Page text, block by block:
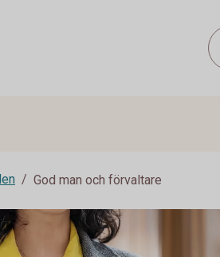
God man och förvaltare